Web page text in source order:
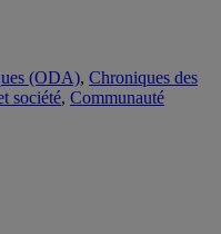
(ODA), Chroniques des
société, Communauté